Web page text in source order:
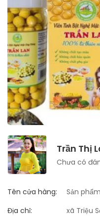
Trần Thị
Chưa có
Tên cửa hàng:
Sản
Địa chỉ:
xã Triệu